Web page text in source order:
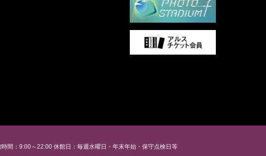
時間：9:00～22:00 休館日：毎週水曜日・年末年始・保守点検日等